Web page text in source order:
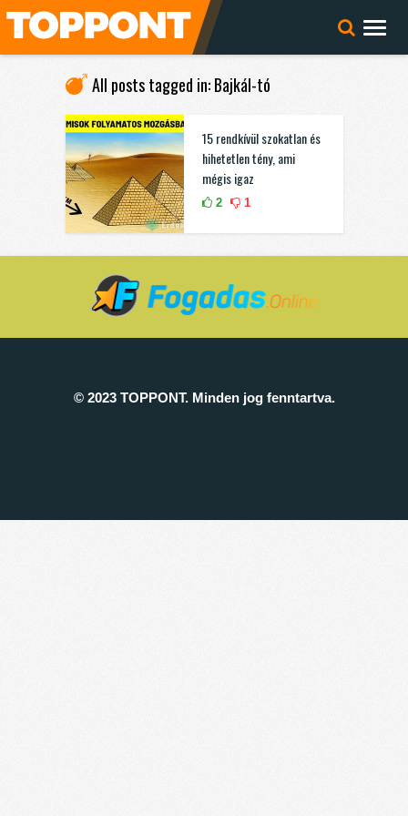
All posts tagged in: Bajkál-tó
15 rendkívül szokatlan és
hihetetlen tény, ami
mégis igaz
2 1
© 2023 TOPPONT. Minden jog fenntartva.